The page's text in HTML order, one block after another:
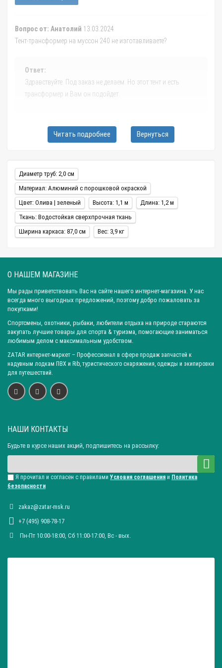
Вопрос от: Анатолий 13.03.2024
Тент-трансформер на муссон 240 не изготавливаете?
Ответ:
Здравствуйте. Под заказ не делаем. Но этот тент и есть
трансформер и Вам он подойдет.
Вопрос от: Анатолий13.03.2024
Ответ:
Здравствуйте. Да подойдет, как раз будет.
Читать подробнее Вернуться
Диаметр труб: 2,0 см
Материал: Алюминий с порошковой окраской
Цвет: Олива | зеленый
Высота: 1,1 м
Длина: 1,2 м
Ткань: Водостойкая сверхпрочная ткань
Ширина каркаса: 87,0 см
Вес: 3,9 кг
О НАШЕМ МАГАЗИНЕ
Мы рады приветствовать Вас на сайте нашего интернет-магазина. У нас
всегда много выгодных предложений, поэтому добро пожаловать за
покупками!
Спортсмены, охотники, рыбаки, любители отдыха на природе стараются
закупать лучшие товары для спорта & туризма, помогающие заниматься
любимым делом с максимальным удобством.
ZATAR интернет-маркет – Профессионал в сфере продаж запчастей к
надувным лодкам ПВХ и Rib, туристического снаряжения, одежды и экипировки
для путешествий.
НАШИ КОНТАКТЫ
Будьте в курсе наших акций, подпишитесь на рассылку:
Я прочитал и согласен с правилами Условия соглашения и Политика
безопасности
zakaz@zatar-msk.ru
+7 (495) 908-78-17
Пн-Пт 10:00-18:00, Сб 11:00-17:00, Вc - вых.